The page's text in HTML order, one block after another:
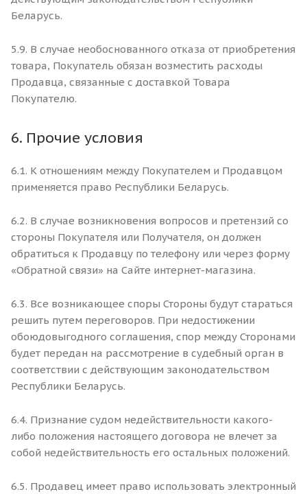
Беларусь.
5.9. В случае необоснованного отказа от приобретения
товара, Покупатель обязан возместить расходы
Продавца, связанные с доставкой Товара
Покупателю.
6. Прочие условия
6.1. К отношениям между Покупателем и Продавцом
применяется право Республики Беларусь.
6.2. В случае возникновения вопросов и претензий со
стороны Покупателя или Получателя, он должен
обратиться к Продавцу по телефону или через форму
«Обратной связи» на Сайте интернет-магазина.
6.3. Все возникающее споры Стороны будут стараться
решить путем переговоров. При недостижении
обоюдовыгодного соглашения, спор между Сторонами
будет передан на рассмотрение в судебный орган в
соответствии с действующим законодательством
Республики Беларусь.
6.4. Признание судом недействительности какого-
либо положения настоящего договора не влечет за
собой недействительность его остальных положений.
6.5. Продавец имеет право использовать электронный